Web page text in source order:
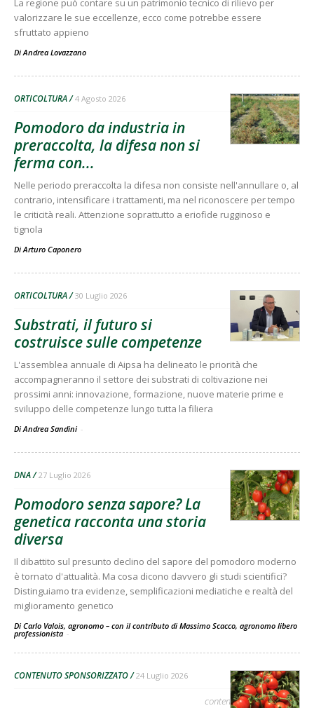
La regione può contare su un patrimonio tecnico di rilievo per
valorizzare le sue eccellenze, ecco come potrebbe essere
sfruttato appieno
DiAndrea Lovazzano
ORTICOLTURA 4 Agosto 2026
Pomodoro da industria in
preraccolta, la difesa non si
ferma con...
Nelle periodo preraccolta la difesa non consiste nell'annullare o, al
contrario, intensificare i trattamenti, ma nel riconoscere per tempo
le criticità reali. Attenzione soprattutto a eriofide rugginoso e
tignola
DiArturo Caponero
ORTICOLTURA 30 Luglio 2026
Substrati, il futuro si
costruisce sulle competenze
L'assemblea annuale di Aipsa ha delineato le priorità che
accompagneranno il settore dei substrati di coltivazione nei
prossimi anni: innovazione, formazione, nuove materie prime e
sviluppo delle competenze lungo tutta la filiera
Di Andrea Sandini -
DNA 27 Luglio 2026
Pomodoro senza sapore? La
genetica racconta una storia
diversa
Il dibattito sul presunto declino del sapore del pomodoro moderno
è tornato d'attualità. Ma cosa dicono davvero gli studi scientifici?
Distinguiamo tra evidenze, semplificazioni mediatiche e realtà del
miglioramento genetico
Di Carlo Valois, agronomo – con il contributo di Massimo Scacco, agronomo libero
professionista -
CONTENUTO SPONSORIZZATO 24 Luglio 2026
contenuto sponsorizzato